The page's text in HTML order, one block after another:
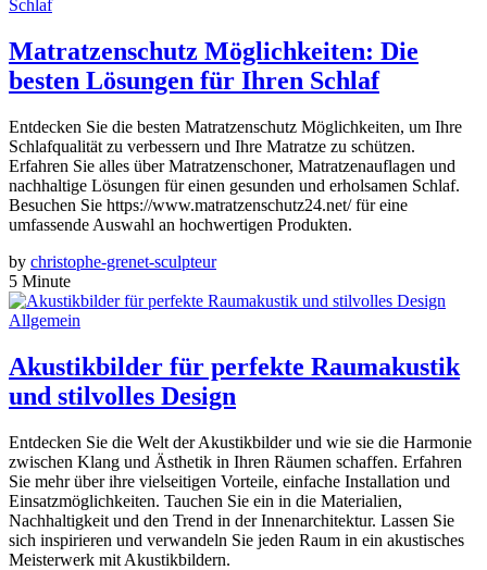
Matratzenschutz Möglichkeiten: Die
besten Lösungen für Ihren Schlaf
Entdecken Sie die besten Matratzenschutz Möglichkeiten, um Ihre
Schlafqualität zu verbessern und Ihre Matratze zu schützen.
Erfahren Sie alles über Matratzenschoner, Matratzenauflagen und
nachhaltige Lösungen für einen gesunden und erholsamen Schlaf.
Besuchen Sie https://www.matratzenschutz24.net/ für eine
umfassende Auswahl an hochwertigen Produkten.
by christophe-grenet-sculpteur
5 Minute
Allgemein
Akustikbilder für perfekte Raumakustik
und stilvolles Design
Entdecken Sie die Welt der Akustikbilder und wie sie die Harmonie
zwischen Klang und Ästhetik in Ihren Räumen schaffen. Erfahren
Sie mehr über ihre vielseitigen Vorteile, einfache Installation und
Einsatzmöglichkeiten. Tauchen Sie ein in die Materialien,
Nachhaltigkeit und den Trend in der Innenarchitektur. Lassen Sie
sich inspirieren und verwandeln Sie jeden Raum in ein akustisches
Meisterwerk mit Akustikbildern.